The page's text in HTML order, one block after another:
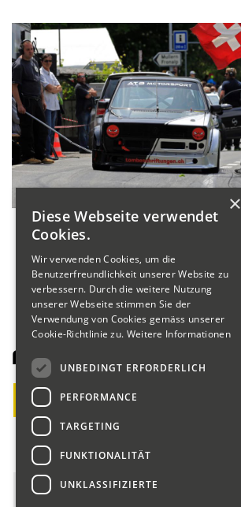
Fahrerliste Motorräder
Startnummer
01
Marco
02
Fritschi
×
Diese Webseite verwendet
Cookies.
Wir verwenden Cookies, um die
Benutzerfreundlichkeit unserer Website zu
verbessern. Durch die weitere Nutzung
unserer Webseite stimmen Sie der
Verwendung von Cookies gemäss unserer
Cookie-Richtlinie zu. Weitere Informationen
UNBEDINGT ERFORDERLICH
PERFORMANCE
TARGETING
FUNKTIONALITÄT
UNKLASSIFIZIERTE